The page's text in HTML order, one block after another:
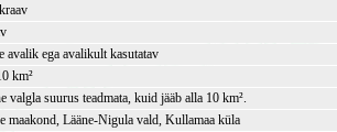
avalik ega avalikult kasutatav
km²
valgla suurus teadmata, kuid jääb alla 10 km².
maakond, Lääne-Nigula vald, Kullamaa küla